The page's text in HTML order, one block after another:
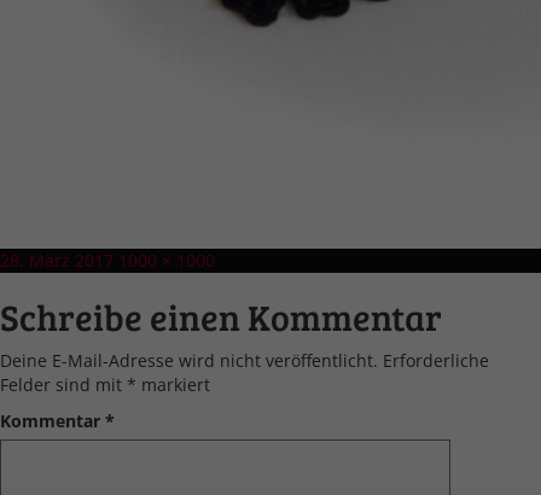
Veröffentlicht
28. März 2017 Volle
1000 × 1000
Schreibe einen Kommentar
Deine E-Mail-Adresse wird nicht veröffentlicht. Erforderliche
Felder sind mit * markiert
Kommentar *